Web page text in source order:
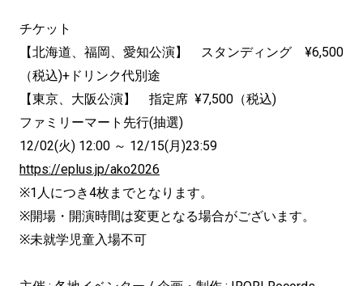
チケット
【北海道、福岡、愛知公演】 スタンディング ¥6,500
（税込)+ドリンク代別途
【東京、大阪公演】 指定席 ¥7,500（税込)
ファミリーマート先行(抽選)
12/02(火) 12:00 ～ 12/15(月)23:59
https://eplus.jp/ako2026
※1人につき4枚までとなります。
※開場・開演時間は変更となる場合がございます。
※未就学児童入場不可